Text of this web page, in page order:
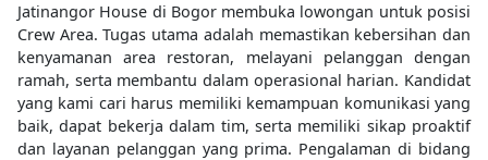
Jatinangor House di Bogor membuka lowongan untuk posisi
Crew Area. Tugas utama adalah memastikan kebersihan dan
kenyamanan area restoran, melayani pelanggan dengan
ramah, serta membantu dalam operasional harian. Kandidat
yang kami cari harus memiliki kemampuan komunikasi yang
baik, dapat bekerja dalam tim, serta memiliki sikap proaktif
dan layanan pelanggan yang prima. Pengalaman di bidang